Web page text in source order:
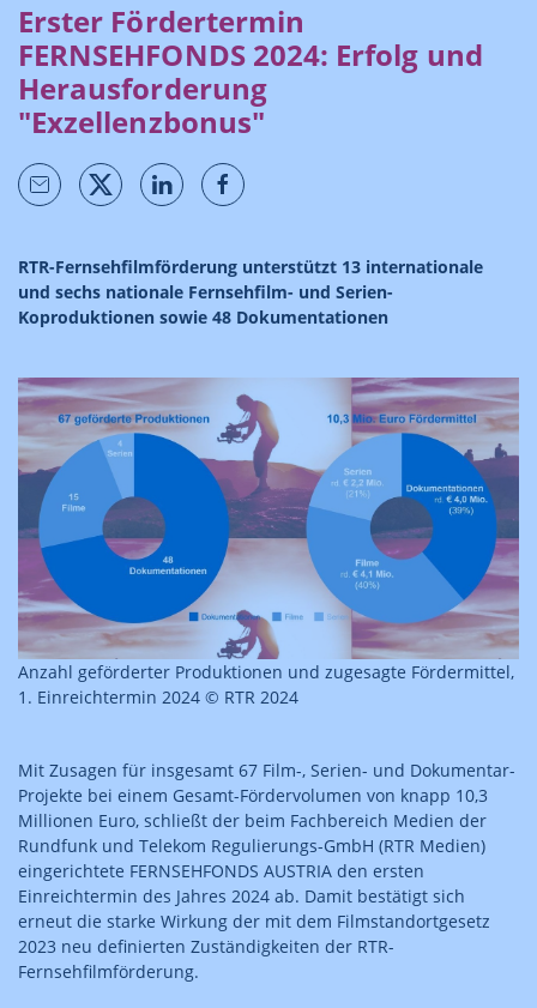
Erster Fördertermin
FERNSEHFONDS 2024: Erfolg und
Herausforderung
"Exzellenzbonus"
RTR-Fernsehfilmförderung unterstützt 13 internationale
und sechs nationale Fernsehfilm- und Serien-
Koproduktionen sowie 48 Dokumentationen
Anzahl geförderter Produktionen und zugesagte Fördermittel,
1. Einreichtermin 2024 © RTR 2024
Mit Zusagen für insgesamt 67 Film-, Serien- und Dokumentar-
Projekte bei einem Gesamt-Fördervolumen von knapp 10,3
Millionen Euro, schließt der beim Fachbereich Medien der
Rundfunk und Telekom Regulierungs-GmbH (RTR Medien)
eingerichtete FERNSEHFONDS AUSTRIA den ersten
Einreichtermin des Jahres 2024 ab. Damit bestätigt sich
erneut die starke Wirkung der mit dem Filmstandortgesetz
2023 neu definierten Zuständigkeiten der RTR-
Fernsehfilmförderung.